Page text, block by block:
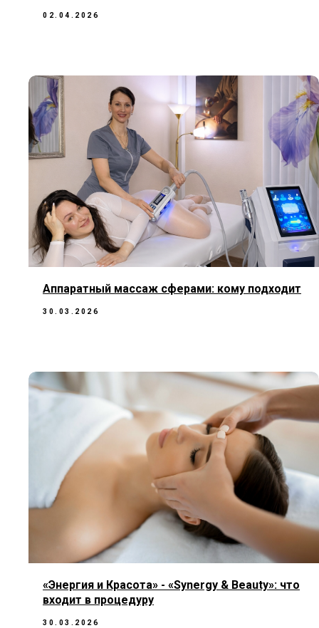
02.04.2026
Аппаратный массаж сферами: кому подходит
30.03.2026
«Энергия и Красота» - «Synergy & Beauty»: что
входит в процедуру
30.03.2026